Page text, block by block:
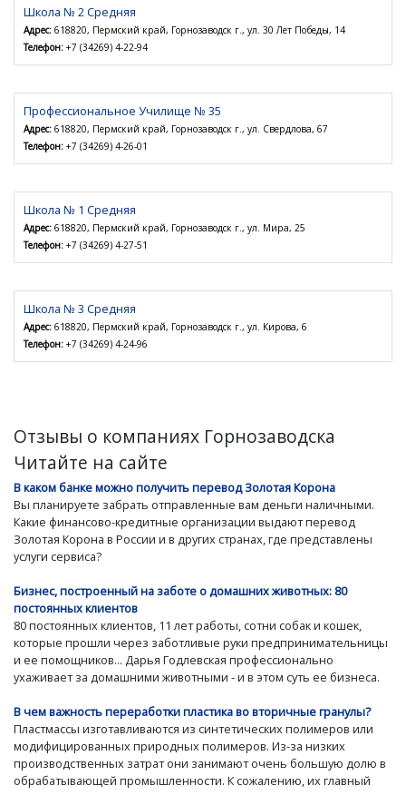
Школа № 2 Средняя
Адрес: 618820, Пермский край, Горнозаводск г., ул. 30 Лет Победы, 14
Телефон: +7 (34269) 4-22-94
Профессиональное Училище № 35
Адрес: 618820, Пермский край, Горнозаводск г., ул. Свердлова, 67
Телефон: +7 (34269) 4-26-01
Школа № 1 Средняя
Адрес: 618820, Пермский край, Горнозаводск г., ул. Мира, 25
Телефон: +7 (34269) 4-27-51
Школа № 3 Средняя
Адрес: 618820, Пермский край, Горнозаводск г., ул. Кирова, 6
Телефон: +7 (34269) 4-24-96
Отзывы о компаниях Горнозаводска
Читайте на сайте
В каком банке можно получить перевод Золотая Корона
Вы планируете забрать отправленные вам деньги наличными.
Какие финансово-кредитные организации выдают перевод
Золотая Корона в России и в других странах, где представлены
услуги сервиса?
Бизнес, построенный на заботе о домашних животных: 80
постоянных клиентов
80 постоянных клиентов, 11 лет работы, сотни собак и кошек,
которые прошли через заботливые руки предпринимательницы
и ее помощников... Дарья Годлевская профессионально
ухаживает за домашними животными - и в этом суть ее бизнеса.
В чем важность переработки пластика во вторичные гранулы?
Пластмассы изготавливаются из синтетических полимеров или
модифицированных природных полимеров. Из-за низких
производственных затрат они занимают очень большую долю в
обрабатывающей промышленности. К сожалению, их главный